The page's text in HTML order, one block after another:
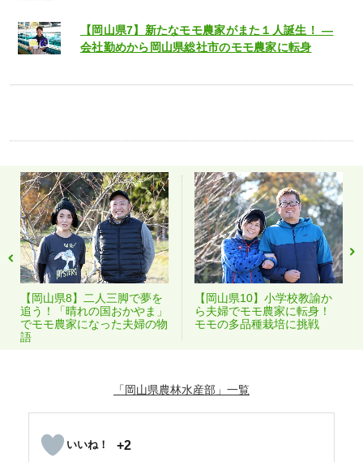
【岡山県7】新たなモモ農家がまた１人誕生！ ―
会社勤めから岡山県総社市のモモ農家に転身
【岡山県8】二人三脚で夢を
追う！「晴れの国おかやま」
でモモ農家になった夫婦の物
語
【岡山県10】小学校教諭か
ら夫婦でモモ農家に転身！
モモの多品種栽培に挑戦
「岡山県農林水産部」
+2